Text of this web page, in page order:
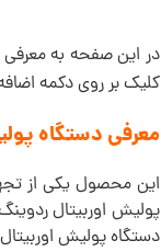
در این صفحه به
کلیک بر روی دکمه
معرفی دستگاه
این محصول یکی از
پولیش اوربیتال
دستگاه پولیش